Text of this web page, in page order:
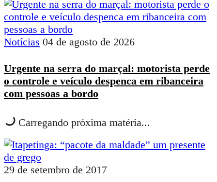
Notícias 04 de agosto de 2026
Urgente na serra do marçal: motorista perde
o controle e veículo despenca em ribanceira
com pessoas a bordo
Carregando próxima matéria...
29 de setembro de 2017